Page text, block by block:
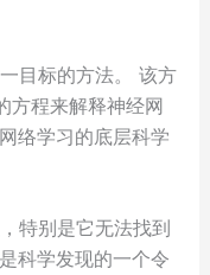
目标的方法。 该方
方程来解释神经网
络学习的底层科学
特别是它无法找到
科学发现的一个令